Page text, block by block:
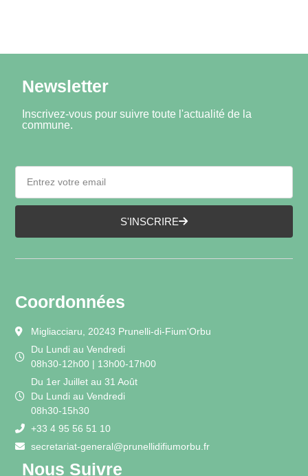
Newsletter
Inscrivez-vous pour suivre toute l'actualité de la
commune.
S'INSCRIRE
Coordonnées
Migliacciaru, 20243 Prunelli-di-Fium'Orbu
Du Lundi au Vendredi
08h30-12h00 | 13h00-17h00
Du 1er Juillet au 31 Août
Du Lundi au Vendredi
08h30-15h30
+33 4 95 56 51 10
secretariat-general@prunellidifiumorbu.fr
Nous Suivre